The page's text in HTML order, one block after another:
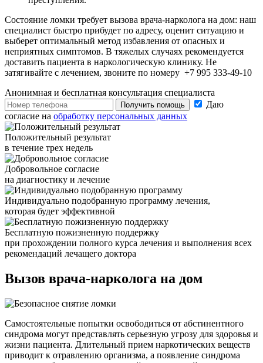
Состояние ломки требует вызова врача-нарколога на дом: наш
специалист быстро прибудет по адресу, оценит ситуацию и
выберет оптимальный метод избавления от опасных и
неприятных симптомов. В тяжелых случаях рекомендуется
доставить пациента в наркологическую клинику. Не
затягивайте с лечением, звоните по номеру +7 995 333-49-10
Анонимная и бесплатная консультация специалиста
Получить помощь
Даю
согласие на обработку персональных данных
Положительный результат
в течение трех недель
Добровольное согласие
на диагностику и лечение
Индивидуально подобранную программу лечения,
которая будет эффективной
Бесплатную пожизненную поддержку
при прохождении полного курса лечения и выполнения всех
рекомендаций лечащего доктора
Вызов врача-нарколога на дом
Самостоятельные попытки освободиться от абстинентного
синдрома могут представлять серьезную угрозу для здоровья и
жизни пациента. Длительный прием наркотических веществ
приводит к отравлению организма, а появление синдрома